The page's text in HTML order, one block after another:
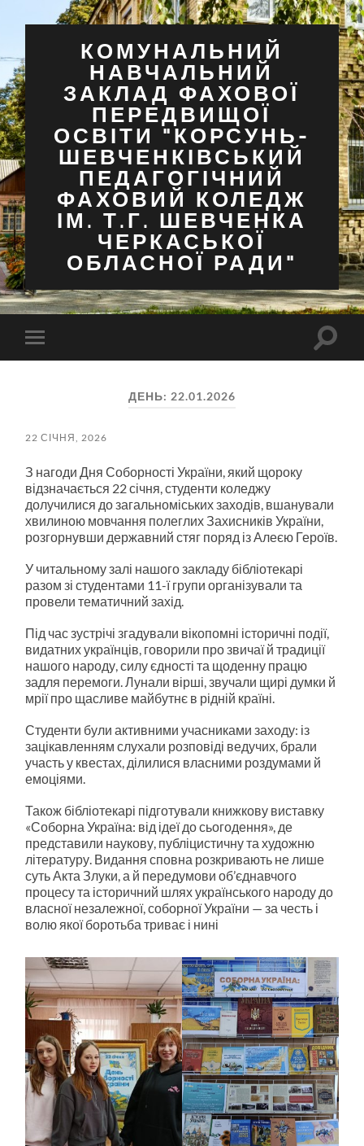
КОМУНАЛЬНИЙ
НАВЧАЛЬНИЙ
ЗАКЛАД ФАХОВОЇ
ПЕРЕДВИЩОЇ
ОСВІТИ "КОРСУНЬ-
ШЕВЧЕНКІВСЬКИЙ
ПЕДАГОГІЧНИЙ
ФАХОВИЙ КОЛЕДЖ
ІМ. Т.Г. ШЕВЧЕНКА
ЧЕРКАСЬКОЇ
ОБЛАСНОЇ РАДИ"
Перемкнути
мобільне
ДЕНЬ: 22.01.2026
22 СІЧНЯ, 2026
З нагоди Дня Соборності України, який щороку
відзначається 22 січня, студенти коледжу
долучилися до загальноміських заходів, вшанували
хвилиною мовчання полеглих Захисників України,
розгорнувши державний стяг поряд із Алеєю Героїв.
У читальному залі нашого закладу бібліотекарі
разом зі студентами 11-ї групи організували та
провели тематичний захід.
Під час зустрічі згадували вікопомні історичні події,
видатних українців, говорили про звичаї й традиції
нашого народу, силу єдності та щоденну працю
задля перемоги. Лунали вірші, звучали щирі думки й
мрії про щасливе майбутнє в рідній країні.
Студенти були активними учасниками заходу: із
зацікавленням слухали розповіді ведучих, брали
участь у квестах, ділилися власними роздумами й
емоціями.
Також бібліотекарі підготували книжкову виставку
«Соборна Україна: від ідеї до сьогодення», де
представили наукову, публіцистичну та художню
літературу. Видання сповна розкривають не лише
суть Акта Злуки, а й передумови об’єднавчого
процесу та історичний шлях українського народу до
власної незалежної, соборної України — за честь і
волю якої боротьба триває і нині